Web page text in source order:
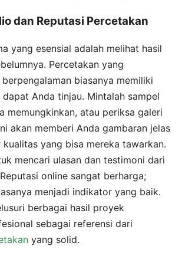
dan Reputasi Percetakan
yang esensial adalah melihat hasil
Percetakan yang
biasanya memiliki
Anda tinjau. Mintalah sampel
memungkinkan, atau periksa galeri
akan memberi Anda gambaran jelas
yang bisa mereka tawarkan.
mencari ulasan dan testimoni dari
online sangat berharga;
menjadi indikator yang baik.
berbagai hasil proyek
sebagai referensi dari
yang solid.